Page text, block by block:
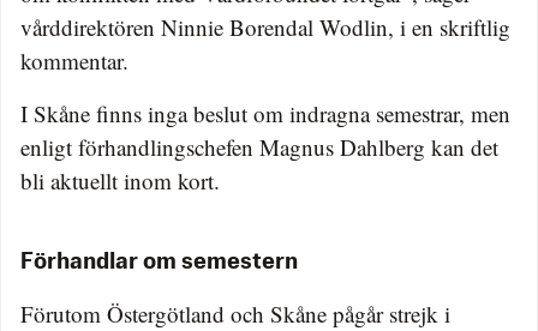
vårddirektören Ninnie Borendal Wodlin, i en skriftlig
kommentar.
I Skåne finns inga beslut om indragna semestrar, men
enligt förhandlingschefen Magnus Dahlberg kan det
bli aktuellt inom kort.
Förhandlar om semestern
Förutom Östergötland och Skåne pågår strejk i